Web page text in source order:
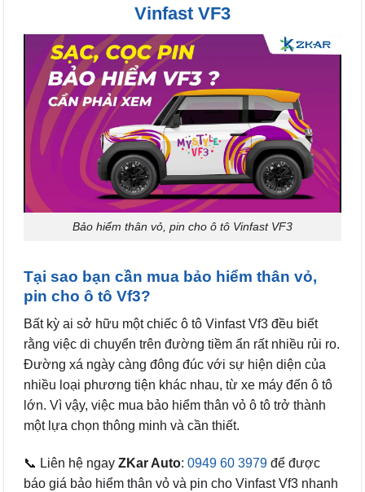
Vinfast VF3
Bảo hiểm thân vỏ, pin cho ô tô Vinfast VF3
Tại sao bạn cần mua bảo hiểm thân vỏ,
pin cho ô tô Vf3?
Bất kỳ ai sở hữu một chiếc ô tô Vinfast Vf3 đều biết
rằng việc di chuyển trên đường tiềm ẩn rất nhiều rủi ro.
Đường xá ngày càng đông đúc với sự hiện diện của
nhiều loại phương tiện khác nhau, từ xe máy đến ô tô
lớn. Vì vậy, việc mua bảo hiểm thân vỏ ô tô trở thành
một lựa chọn thông minh và cần thiết.
📞 Liên hệ ngay ZKar Auto: 0949 60 3979 để được
báo giá bảo hiểm thân vỏ và pin cho Vinfast Vf3 nhanh